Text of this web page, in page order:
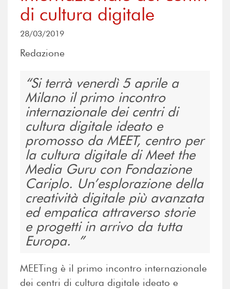
di cultura digitale
28/03/2019
Redazione
Si terrà venerdì 5 aprile a
Milano il primo incontro
internazionale dei centri di
cultura digitale ideato e
promosso da MEET, centro per
la cultura digitale di Meet the
Media Guru con Fondazione
Cariplo. Un’esplorazione della
creatività digitale più avanzata
ed empatica attraverso storie
e progetti in arrivo da tutta
Europa.
MEETing è il primo incontro internazionale
dei centri di cultura digitale ideato e